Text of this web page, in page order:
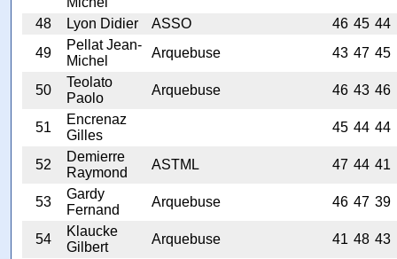
48
Lyon Didier ASSO 46 45 44
49
Pellat Jean-
Michel
Arquebuse 43 47 45
50
Teolato
Paolo
Arquebuse 46 43 46
51
Encrenaz
Gilles
45 44 44
52
Demierre
Raymond
ASTML 47 44 41
53
Gardy
Fernand
Arquebuse 46 47 39
54
Klaucke
Gilbert
Arquebuse 41 48 43